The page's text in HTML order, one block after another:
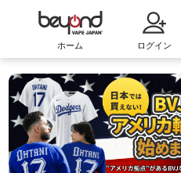
ホーム ログイン